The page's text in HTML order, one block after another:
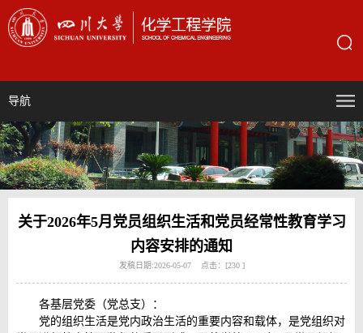
导航
关于2026年5月党员组织生活和党员经常性教育学习
内容安排的通知
发稿日期:2026-05-07 点击：[230 ]
各基层党委（党总支）：
党的组织生活是党内政治生活的重要内容和载体，是党组织对